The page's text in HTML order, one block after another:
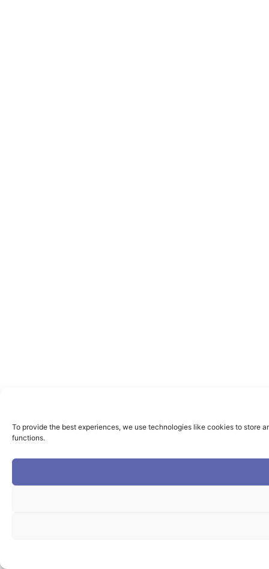
To provide the best experiences, we use technologies like cookies to store
functions.